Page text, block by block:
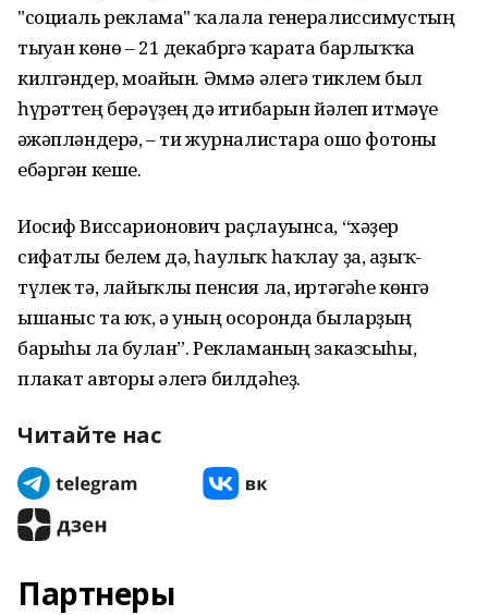
"социаль реклама" ҡалала генералиссимустың
тыуған көнө – 21 декабргә ҡарата барлыҡҡа
килгәндер, моғайын. Әммә әлегә тиклем был
һүрәттең берәүҙең дә иғтибарын йәлеп итмәүе
ғәжәпләндерә, – ти журналистарға ошо фотоны
ебәргән кеше.
Иосиф Виссарионович раҫлауынса, “хәҙер
сифатлы белем дә, һаулыҡ һаҡлау ҙа, аҙыҡ-
түлек тә, лайыҡлы пенсия ла, иртәгәһе көнгә
ышаныс та юҡ, ә уның осоронда быларҙың
барыһы ла булған”. Рекламаның заказсыһы,
плакат авторы әлегә билдәһеҙ.
Читайте нас
Партнеры